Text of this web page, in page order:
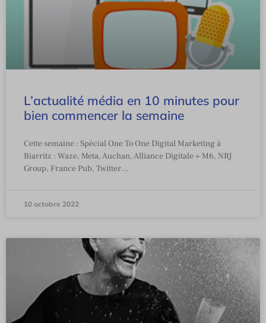
L’actualité média en 10 minutes pour
bien commencer la semaine
Cette semaine : Spécial One To One Digital Marketing à
Biarritz : Waze, Meta, Auchan, Alliance Digitale + M6, NRJ
Group, France Pub, Twitter…
10 octobre 2022